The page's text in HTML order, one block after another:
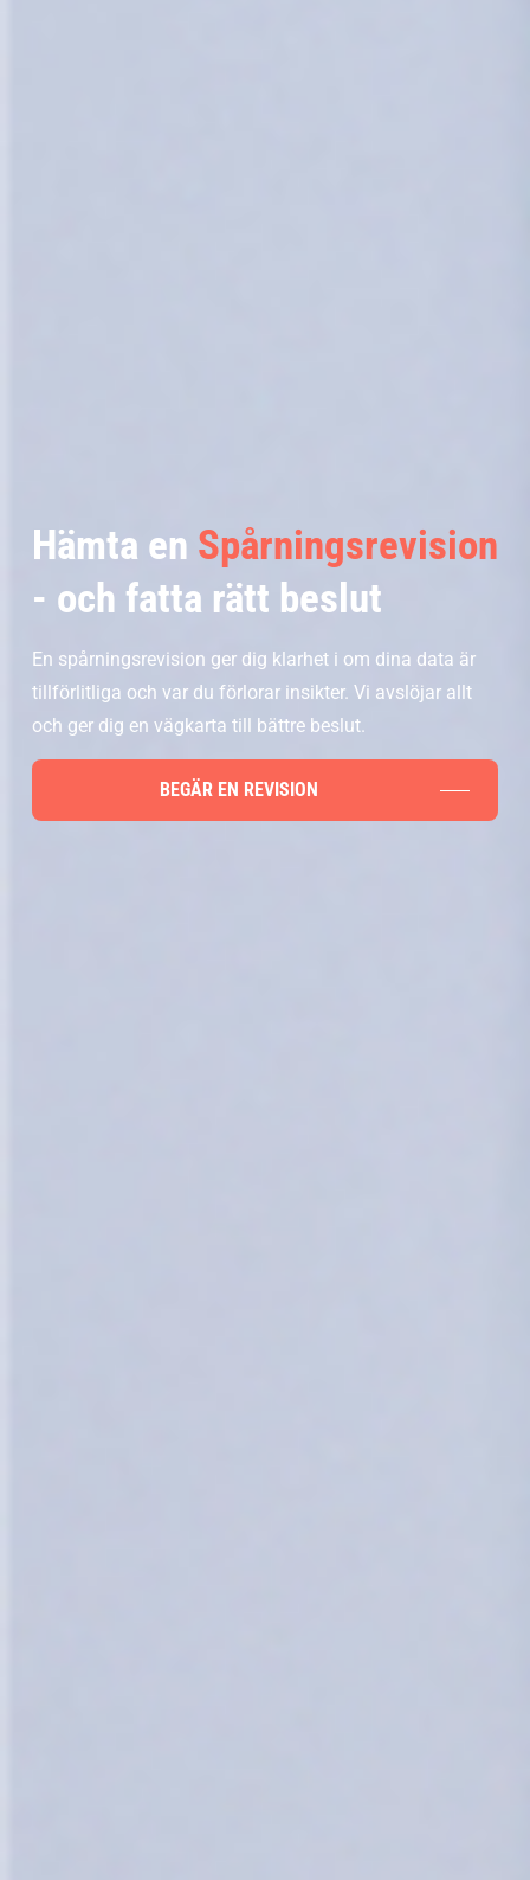
Hämta en Spårningsrevision
- och fatta rätt beslut
En spårningsrevision ger dig klarhet i om dina data är
tillförlitliga och var du förlorar insikter. Vi avslöjar allt
och ger dig en vägkarta till bättre beslut.
BEGÄR EN REVISION